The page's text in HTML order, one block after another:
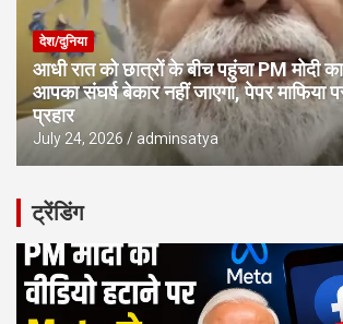
देश/दुनिया
आधी रात को छात्रों के बीच पहुंचा PM मोदी
आपका संघर्ष बेकार नहीं जाएगा, पेपर माफिया
प्रहार
July 24, 2026 adminsatya
ट्रेंडिंग